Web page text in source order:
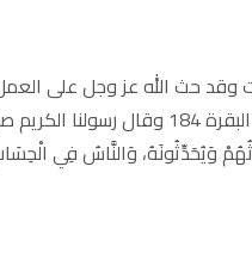
حث الله عز وجل على
أحاديث نبوية: قال _الله_تعالى-:”
وَيُحَدِّثُونَهُ، وَالنَّاسُ فِي